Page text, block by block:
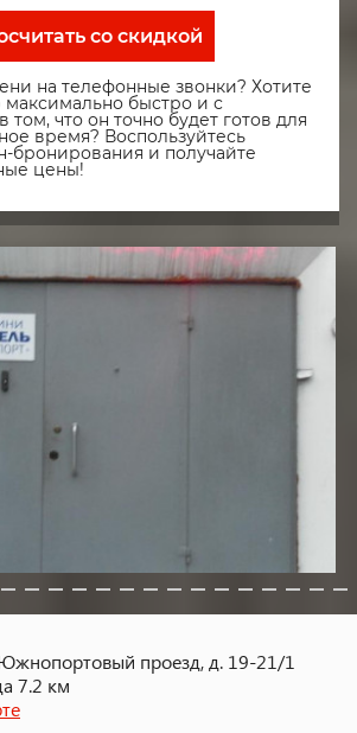
со скидкой
на телефонные звонки? Хотите
максимально быстро и с
том, что он точно будет готов для
время? Воспользуйтесь
бронирования и получайте
цены!
проезд, д. 19-21/1
7.2 км